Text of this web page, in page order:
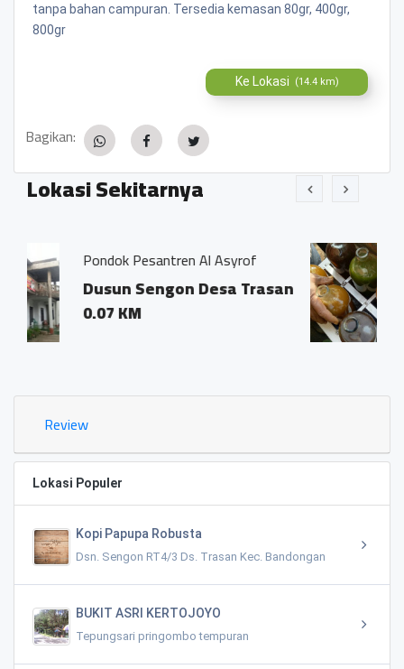
tanpa bahan campuran. Tersedia kemasan 80gr, 400gr,
800gr
Ke Lokasi (14.4 km)
Bagikan:
Lokasi Sekitarnya
Al Asyrof
Desa Trasan
Jamu Tradisisional
Dsn. Sengon
Trasan Kec.
0.03 KM
Review
Lokasi Populer
Kopi Papupa Robusta
Dsn. Sengon RT4/3 Ds. Trasan Kec. Bandongan
BUKIT ASRI KERTOJOYO
Tepungsari pringombo tempuran